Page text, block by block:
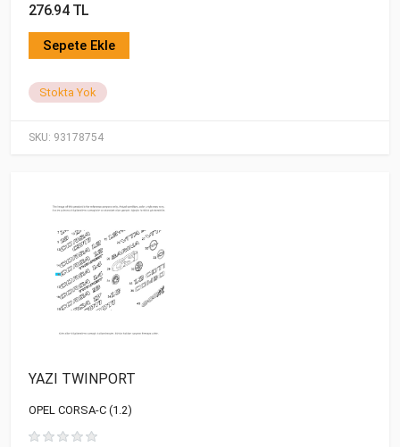
SKU: 93178754
276.94 TL
Sepete Ekle
Stokta Yok
YAZI TWINPORT
OPEL CORSA-C (1.2)